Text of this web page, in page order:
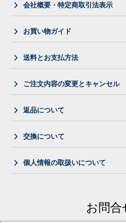
会社概要・特定商取引法表示
お買い物ガイド
送料とお支払方法
ご注文内容の変更とキャンセル
返品について
交換について
個人情報の取扱いについて
お問合